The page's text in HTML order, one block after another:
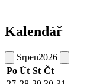
Kalendář
Srpen2026
Po Út St Čt